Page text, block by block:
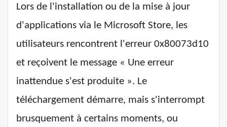
Lors de l'installation ou de la mise à jour
d'applications via le Microsoft Store, les
utilisateurs rencontrent l'erreur 0x80073d10
et reçoivent le message « Une erreur
inattendue s'est produite ». Le
téléchargement démarre, mais s'interrompt
brusquement à certains moments, ou